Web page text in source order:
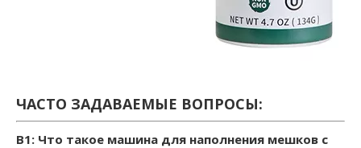
ЧАСТО ЗАДАВАЕМЫЕ ВОПРОСЫ:
В1: Что такое машина для наполнения мешков с